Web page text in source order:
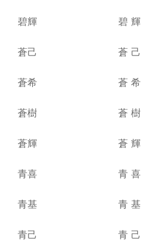
碧輝 碧 輝
蒼己 蒼 己
蒼希 蒼 希
蒼樹 蒼 樹
蒼輝 蒼 輝
青喜 青 喜
青基 青 基
青己 青 己